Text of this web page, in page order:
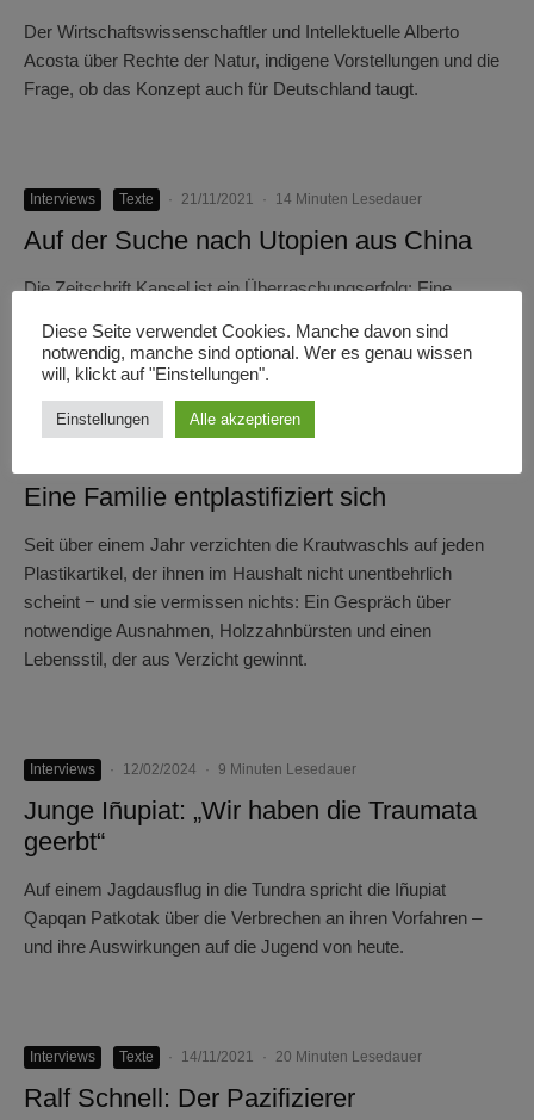
Der Wirtschaftswissenschaftler und Intellektuelle Alberto
Acosta über Rechte der Natur, indigene Vorstellungen und die
Frage, ob das Konzept auch für Deutschland taugt.
Interviews Texte · 21/11/2021 · 14 Minuten Lesedauer
Auf der Suche nach Utopien aus China
Die Zeitschrift Kapsel ist ein Überraschungserfolg: Eine
Geschichten erzählt.
Eine Familie entplastifiziert sich
Seit über einem Jahr verzichten die Krautwaschls auf jeden
Plastikartikel, der ihnen im Haushalt nicht unentbehrlich
scheint − und sie vermissen nichts: Ein Gespräch über
notwendige Ausnahmen, Holzzahnbürsten und einen
Lebensstil, der aus Verzicht gewinnt.
Interviews · 12/02/2024 · 9 Minuten Lesedauer
Junge Iñupiat: „Wir haben die Traumata
geerbt“
Auf einem Jagdausflug in die Tundra spricht die Iñupiat
Qapqan Patkotak über die Verbrechen an ihren Vorfahren –
und ihre Auswirkungen auf die Jugend von heute.
Interviews Texte · 14/11/2021 · 20 Minuten Lesedauer
Ralf Schnell: Der Pazifizierer
Diese Seite verwendet Cookies. Manche davon sind
notwendig, manche sind optional. Wer es genau wissen
will, klickt auf "Einstellungen".
Einstellungen Alle akzeptieren